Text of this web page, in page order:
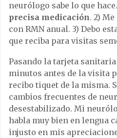
neurólogo sabe lo que
precisa medicación. 2)
con RMN anual. 3) Debo
que reciba para visitas
Pasando la tarjeta
minutos antes de la visita
recibo tiquet de la misma.
cambios frecuentes de
desestabilizado. Mi
habla muy bien en lengua
injusto en mis